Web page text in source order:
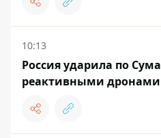
10:13
Россия ударила по
реактивными дронами